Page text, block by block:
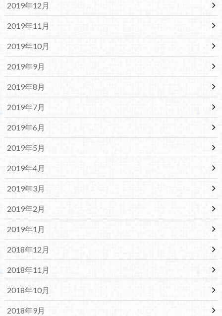
2019年12月
2019年11月
2019年10月
2019年9月
2019年8月
2019年7月
2019年6月
2019年5月
2019年4月
2019年3月
2019年2月
2019年1月
2018年12月
2018年11月
2018年10月
2018年9月